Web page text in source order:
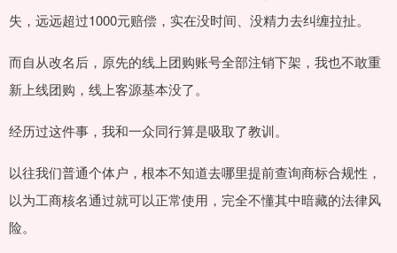
失，远远超过1000元赔偿，实在没时间、没精力去纠缠拉扯。
而自从改名后，原先的线上团购账号全部注销下架，我也不敢重
新上线团购，线上客源基本没了。
经历过这件事，我和一众同行算是吸取了教训。
以往我们普通个体户，根本不知道去哪里提前查询商标合规性，
以为工商核名通过就可以正常使用，完全不懂其中暗藏的法律风
险。